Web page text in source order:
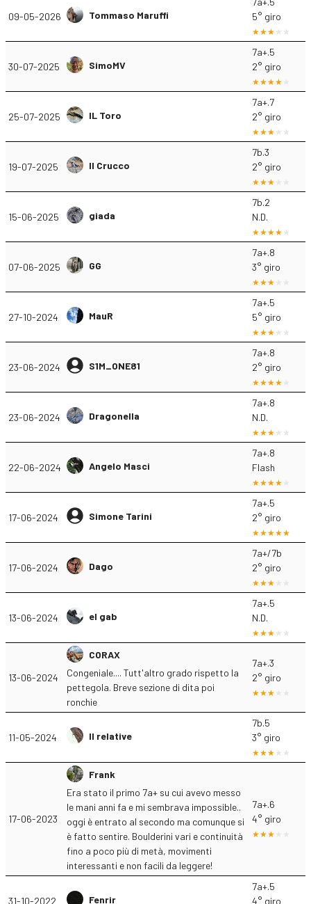
09-05-2026 Tommaso Maruffi
5° giro
30-07-2025 SimoMV
7a+.5
2° giro
25-07-2025 IL Toro
7a+.7
2° giro
19-07-2025 Il Crucco
7b.3
2° giro
15-06-2025 giada
7b.2
N.D.
07-06-2025 GG
7a+.8
3° giro
27-10-2024 MauR
7a+.5
5° giro
23-06-2024 S1M_ONE81
7a+.8
2° giro
23-06-2024 Dragonella
7a+.8
N.D.
22-06-2024 Angelo Masci
7a+.8
Flash
17-06-2024 Simone Tarini
7a+.5
2° giro
17-06-2024 Dago
7a+/7b
2° giro
13-06-2024 el gab
7a+.5
N.D.
13-06-2024
CORAX
Congeniale.... Tutt'altro grado rispetto la
pettegola. Breve sezione di dita poi
ronchie
7a+.3
2° giro
11-05-2024 Il relative
7b.5
3° giro
17-06-2023
Frank
Era stato il primo 7a+ su cui avevo messo
le mani anni fa e mi sembrava impossible..
oggi è entrato al secondo ma comunque si
è fatto sentire. Boulderini vari e continuità
fino a poco più di metà, movimenti
interessanti e non facili da leggere!
7a+.6
4° giro
31-10-2022 Fenrir
7a+.5
4° giro